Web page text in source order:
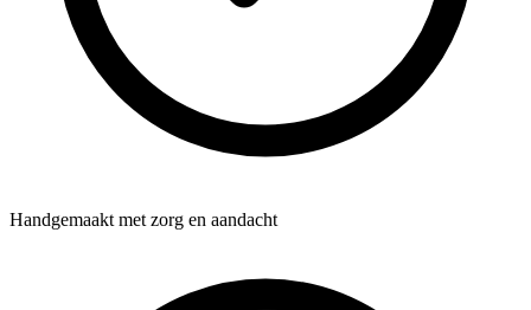
Handgemaakt met zorg en aandacht